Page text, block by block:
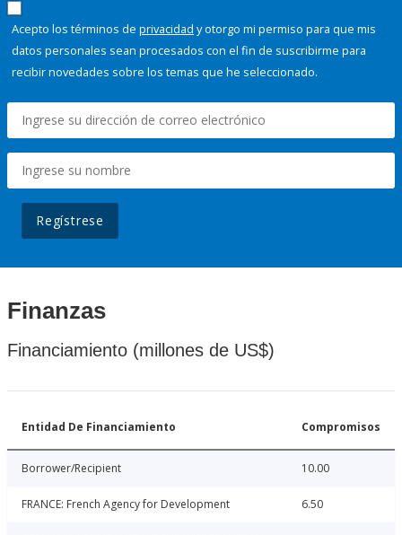
Acepto los términos de privacidad y otorgo mi permiso para que mis
datos personales sean procesados con el fin de suscribirme para
recibir novedades sobre los temas que he seleccionado.
Regístrese
Finanzas
Financiamiento (millones de US$)
Entidad De Financiamiento Compromisos
Borrower/Recipient 10.00
FRANCE: French Agency for Development 6.50